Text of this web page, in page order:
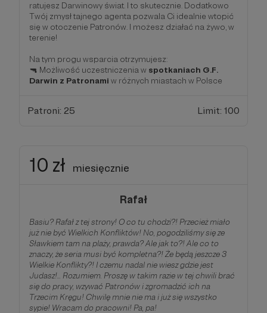
ratujesz Darwinowy świat. I to skutecznie. Dodatkowo
Twój zmysł tajnego agenta pozwala Ci idealnie wtopić
się w otoczenie Patronów. I możesz działać na żywo, w
terenie!
Na tym progu wsparcia otrzymujesz:
🔫 Możliwość uczestniczenia w spotkaniach G.F.
Darwin z Patronami w różnych miastach w Polsce
Patroni: 25 Limit: 100
10 zł miesięcznie
Rafał
Basiu? Rafał z tej strony! O co tu chodzi?! Przecież miało
już nie być Wielkich Konfliktów! No, pogodziliśmy się ze
Sławkiem tam na plaży, prawda? Ale jak to?! Ale co to
znaczy, że seria musi być kompletna?! Że będą jeszcze 3
Wielkie Konflikty?! I czemu nadal nie wiesz gdzie jest
Judasz!... Rozumiem. Proszę w takim razie w tej chwili brać
się do pracy, wzywać Patronów i zgromadzić ich na
Trzecim Kręgu! Chwilę mnie nie ma i już się wszystko
sypie! Wracam do pracowni! Pa, pa!